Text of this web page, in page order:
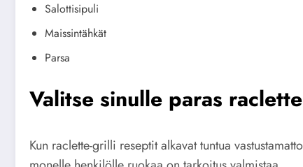
Salottisipuli
Maissintähkät
Parsa
Valitse sinulle paras
Kun raclette-grilli reseptit alkavat tuntua